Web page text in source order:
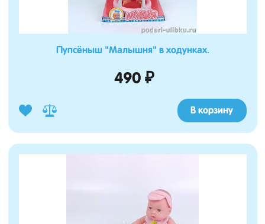
Пупсёныш "Малышня" в ходунках.
490 ₽
В корзину